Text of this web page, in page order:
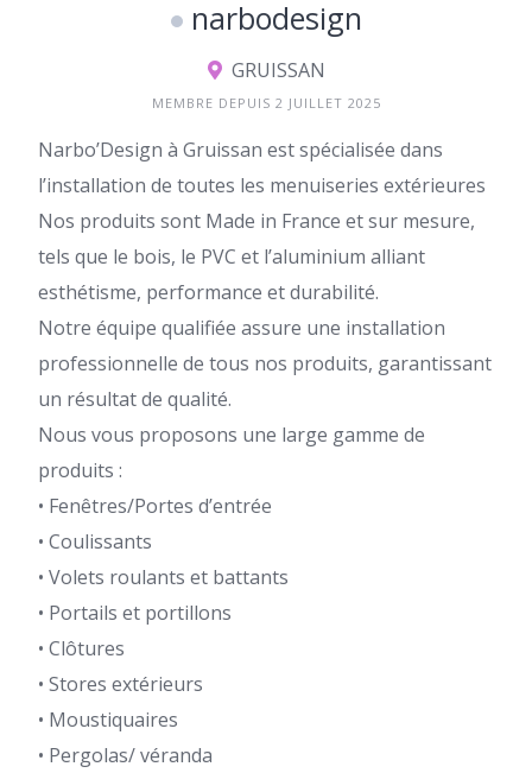
narbodesign
GRUISSAN
MEMBRE DEPUIS 2 JUILLET 2025
Narbo’Design à Gruissan est spécialisée dans
l’installation de toutes les menuiseries extérieures
Nos produits sont Made in France et sur mesure,
tels que le bois, le PVC et l’aluminium alliant
esthétisme, performance et durabilité.
Notre équipe qualifiée assure une installation
professionnelle de tous nos produits, garantissant
un résultat de qualité.
Nous vous proposons une large gamme de
produits :
• Fenêtres/Portes d’entrée
• Coulissants
• Volets roulants et battants
• Portails et portillons
• Clôtures
• Stores extérieurs
• Moustiquaires
• Pergolas/ véranda